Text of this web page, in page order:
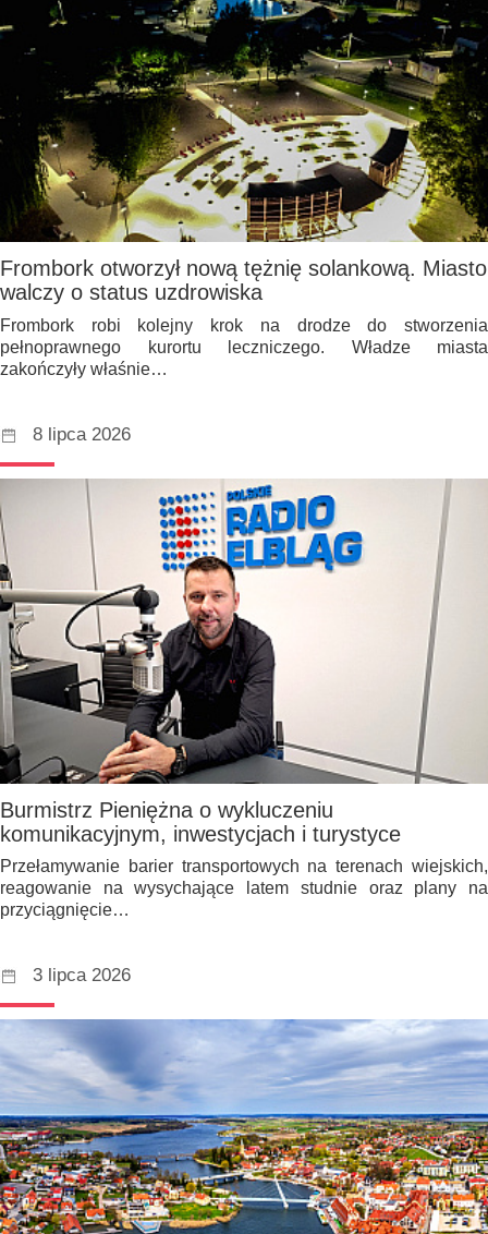
Frombork otworzył nową tężnię solankową. Miasto
walczy o status uzdrowiska
Frombork robi kolejny krok na drodze do stworzenia
pełnoprawnego kurortu leczniczego. Władze miasta
zakończyły właśnie…
8 lipca 2026
Burmistrz Pieniężna o wykluczeniu
komunikacyjnym, inwestycjach i turystyce
Przełamywanie barier transportowych na terenach wiejskich,
reagowanie na wysychające latem studnie oraz plany na
przyciągnięcie…
3 lipca 2026